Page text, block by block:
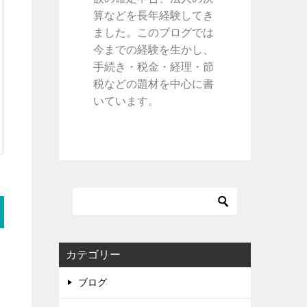
算などを長年経験してき
ました。このブログでは
今までの経験を生かし、
手続き・税金・経理・節
税などの題材を中心に書
いています。
カテゴリー
ブログ